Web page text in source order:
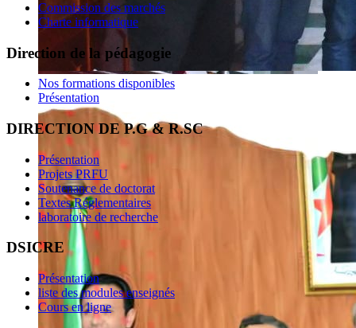
Commission des marchés
Charte informatique
Direction de la pédagogie
Nos formations disponibles
Présentation
DIRECTION DE P.G & R.SC
Présentation
Projets PRFU
Soutenance de doctorat
Textes Réglementaires
laboratoire de recherche
DSICRE
Présentation
liste des modules enseignés
Cours en ligne